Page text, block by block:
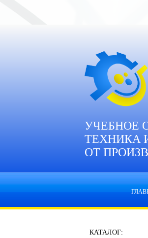
УЧЕБНОЕ
ТЕХНИКА
ОТ
КАТАЛОГ: